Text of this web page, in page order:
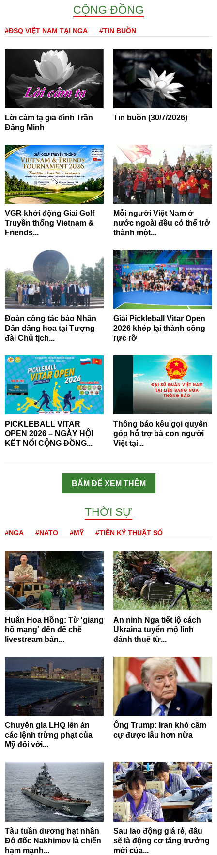
CỘNG ĐỒNG
#ĐSQ VIỆT NAM TẠI NGA #TIN BUỒN
Lời cảm tạ gia đình Trần
Đăng Minh
Tin buồn (30/7/2026)
VGR khởi động Giải Golf
Truyền thống Vietnam &
Friends...
Mỗi người Việt Nam ở
nước ngoài đều có thể trở
thành một...
Đoàn công tác báo Nhân
Dân dâng hoa tại Tượng
đài Chủ tịch...
Giải Pickleball Vitar Open
2026 khép lại thành công
rực rỡ
PICKLEBALL VITAR
OPEN 2026 – NGÀY HỘI
KẾT NỐI CỘNG ĐỒNG...
Thông báo kêu gọi quyên
góp hỗ trợ bà con người
Việt tại...
BẤM ĐỂ XEM THÊM
THỜI SỰ
#NGA #NATO #MỸ #TIỀN KỸ THUẬT SỐ
Huấn Hoa Hồng: Từ 'giang
hồ mạng' đến đế chế
livestream bán...
An ninh Nga tiết lộ cách
Ukraina tuyển mộ lính
đánh thuê từ...
Chuyên gia LHQ lên án
các lệnh trừng phạt của
Mỹ đối với...
Ông Trump: Iran khó cầm
cự được lâu hơn nữa
Tàu tuần dương hạt nhân
Đô đốc Nakhimov là chiến
hạm mạnh...
Sau lao động giá rẻ, đâu
sẽ là động cơ tăng trưởng
mới của...